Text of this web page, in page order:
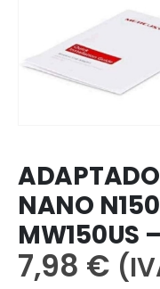
NANO
MW150US
7,98 €